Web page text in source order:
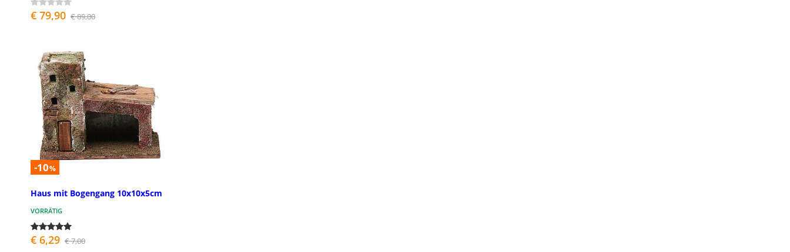
€ 79,90 € 89,00
-10%
Haus mit Bogengang 10x10x5cm
VORRÄTIG
€ 6,29 € 7,00